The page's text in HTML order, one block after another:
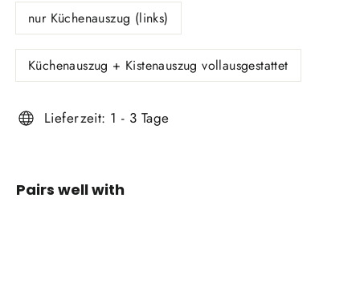
nur Küchenauszug (links)
Küchenauszug + Kistenauszug vollausgestattet
Lieferzeit: 1 - 3 Tage
Pairs well with